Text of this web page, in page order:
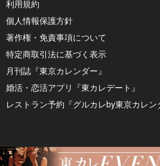
利用規約
個人情報保護方針
著作権・免責事項について
特定商取引法に基づく表示
月刊誌『東京カレンダー』
婚活・恋活アプリ『東カレデート』
レストラン予約『グルカレby東京カレン
©